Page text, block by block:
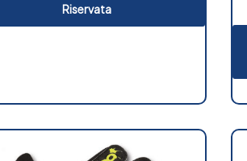
Riservata